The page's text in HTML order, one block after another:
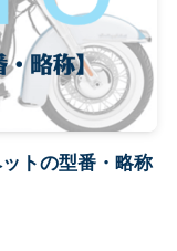
トの型番・略称